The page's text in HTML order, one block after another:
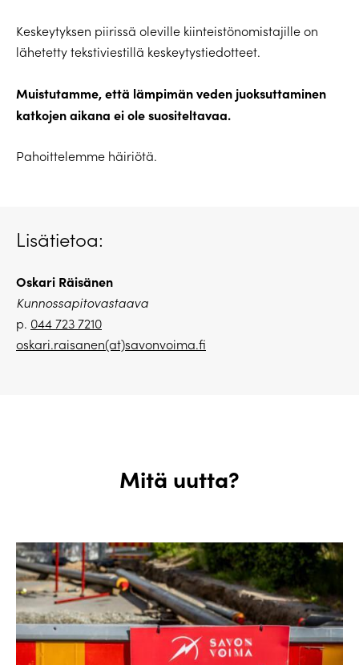
Keskeytyksen piirissä oleville kiinteistönomistajille on
lähetetty tekstiviestillä keskeytystiedotteet.
Muistutamme, että lämpimän veden juoksuttaminen
katkojen aikana ei ole suositeltavaa.
Pahoittelemme häiriötä.
Lisätietoa:
Oskari Räisänen
Kunnossapitovastaava
p. 044 723 7210
oskari.raisanen(at)savonvoima.fi
Mitä uutta?